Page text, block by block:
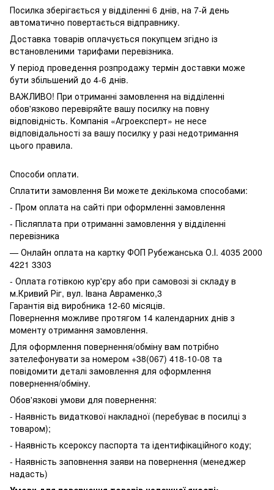
Посилка зберігається у відділенні 6 днів, на 7-й день
автоматично повертається відправнику.
Доставка товарів оплачується покупцем згідно із
встановленими тарифами перевізника.
У період проведення розпродажу термін доставки може
бути збільшений до 4-6 днів.
ВАЖЛИВО! При отриманні замовлення на відділенні
обов'язково перевіряйте вашу посилку на повну
відповідність. Компанія «Агроексперт» не несе
відповідальності за вашу посилку у разі недотримання
цього правила.
Способи оплати.
Сплатити замовлення Ви можете декількома способами:
- Пром оплата на сайті при оформленні замовлення
- Післяплата при отриманні замовлення у відділенні
перевізника
— Онлайн оплата на картку ФОП Рубежанська О.І. 4035 2000
4221 3303
- Оплата готівкою кур'єру або при самовозі зі складу в
м.Кривий Ріг, вул. Івана Авраменко,3
Гарантія від виробника 12-60 місяців.
Повернення можливе протягом 14 календарних днів з
моменту отримання замовлення.
Для оформлення повернення/обміну вам потрібно
зателефонувати за номером +38(067) 418-10-08 та
повідомити деталі замовлення для оформлення
повернення/обміну.
Обов'язкові умови для повернення:
- Наявність видаткової накладної (перебуває в посилці з
товаром);
- Наявність ксероксу паспорта та ідентифікаційного коду;
- Наявність заповнення заяви на повернення (менеджер
надасть)